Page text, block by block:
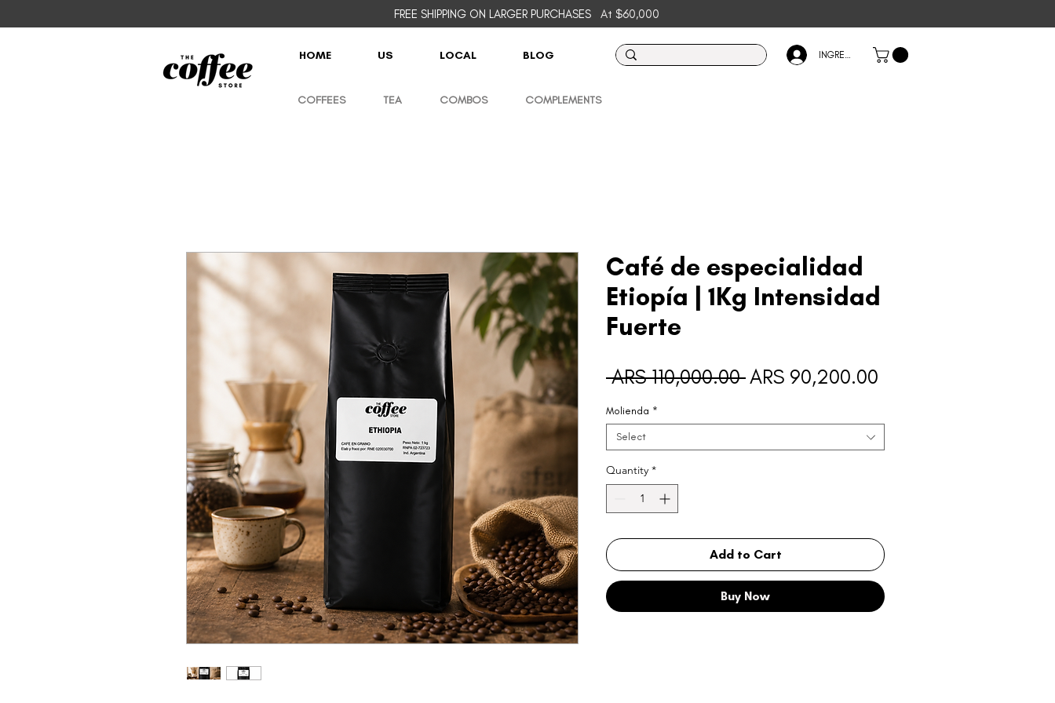
FREE SHIPPING ON LARGER PURCHASES At $60,000
HOME US LOCAL BLOG
COFFEES TEA COMBOS COMPLEMENTS
INGRESÁ
Café de especialidad
Etiopía | 1Kg Intensidad
Fuerte
ARS 110,000.00 Regular
ARS 90,200.00
Molienda *
Select
Quantity *
Add to Cart
Buy Now